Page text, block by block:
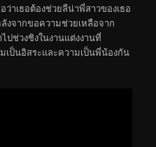
าเธอต้องช่วยลีน่าพี่สาวของเธอ
งจากขอความช่วยเหลือจาก
ปช่วงชิงในงานแต่งงานที่
ป็นอิสระและความเป็นพี่น้องกัน